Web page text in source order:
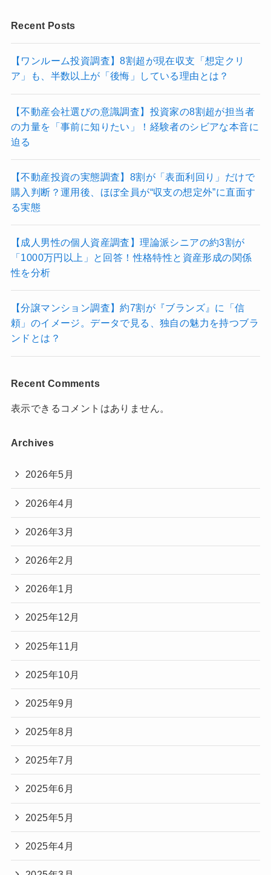
Recent Posts
【ワンルーム投資調査】8割超が現在収支「想定クリ
ア」も、半数以上が「後悔」している理由とは？
【不動産会社選びの意識調査】投資家の8割超が担当者
の力量を「事前に知りたい」！経験者のシビアな本音に
迫る
【不動産投資の実態調査】8割が「表面利回り」だけで
購入判断？運用後、ほぼ全員が“収支の想定外”に直面す
る実態
【成人男性の個人資産調査】理論派シニアの約3割が
「1000万円以上」と回答！性格特性と資産形成の関係
性を分析
【分譲マンション調査】約7割が『ブランズ』に「信
頼」のイメージ。データで見る、独自の魅力を持つブラ
ンドとは？
Recent Comments
表示できるコメントはありません。
Archives
2026年5月
2026年4月
2026年3月
2026年2月
2026年1月
2025年12月
2025年11月
2025年10月
2025年9月
2025年8月
2025年7月
2025年6月
2025年5月
2025年4月